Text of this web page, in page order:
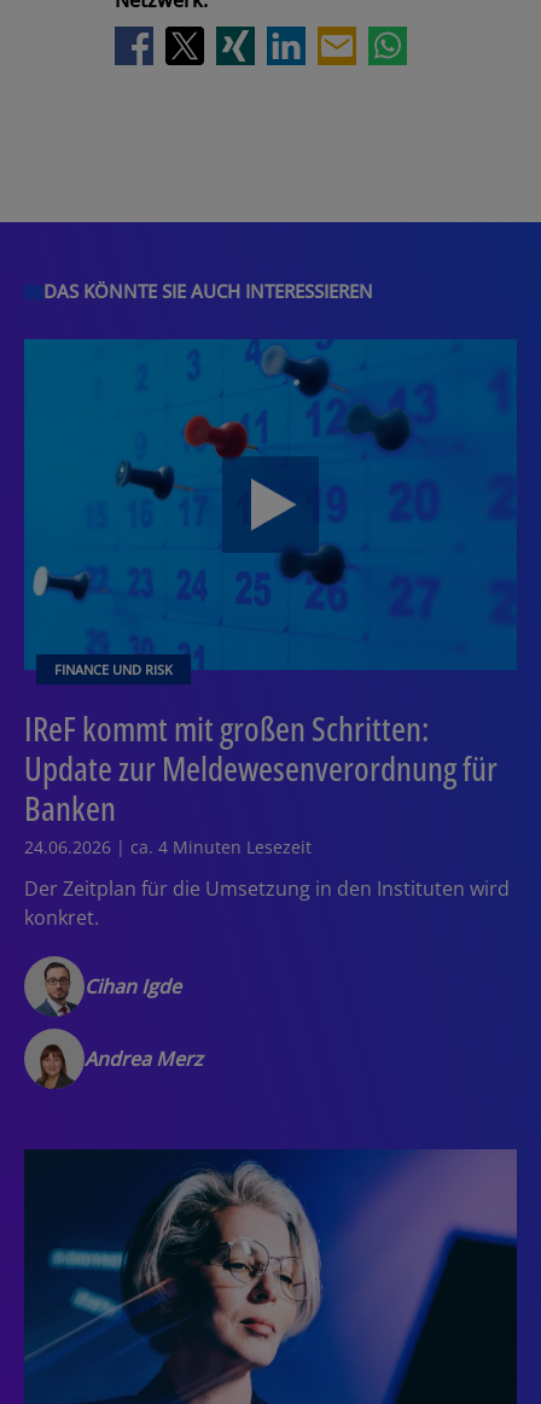
DAS KÖNNTE SIE AUCH INTERESSIEREN
FINANCE UND RISK
IReF kommt mit großen Schritten:
Update zur Meldewesenverordnung für
Banken
24.06.2026 | ca. 4 Minuten Lesezeit
Der Zeitplan für die Umsetzung in den Instituten wird
konkret.
Cihan Igde
Andrea Merz